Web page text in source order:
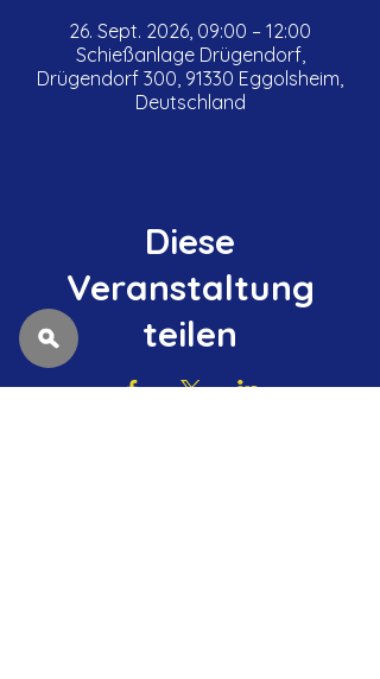
26. Sept. 2026, 09:00 – 12:00
Schießanlage Drügendorf,
Drügendorf 300, 91330 Eggolsheim,
Deutschland
Diese
Veranstaltung
teilen